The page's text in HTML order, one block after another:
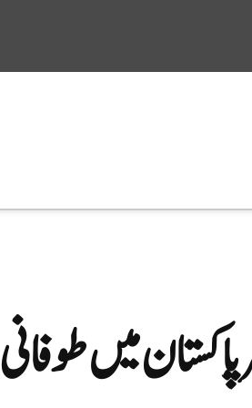
کراچی – کشمیر پاکستان میں طوفانی